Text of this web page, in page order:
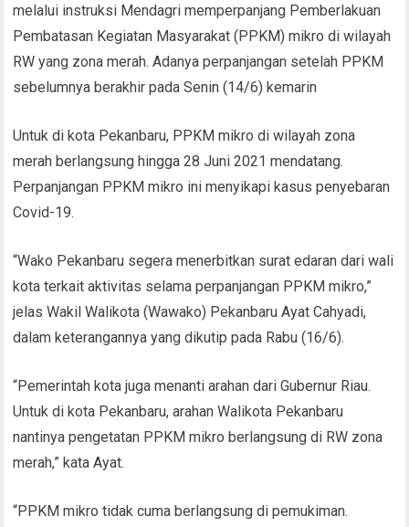
melalui instruksi Mendagri memperpanjang Pemberlakuan
Pembatasan Kegiatan Masyarakat (PPKM) mikro di wilayah
RW yang zona merah. Adanya perpanjangan setelah PPKM
sebelumnya berakhir pada Senin (14/6) kemarin
Untuk di kota Pekanbaru, PPKM mikro di wilayah zona
merah berlangsung hingga 28 Juni 2021 mendatang.
Perpanjangan PPKM mikro ini menyikapi kasus penyebaran
Covid-19.
“Wako Pekanbaru segera menerbitkan surat edaran dari wali
kota terkait aktivitas selama perpanjangan PPKM mikro,”
jelas Wakil Walikota (Wawako) Pekanbaru Ayat Cahyadi,
dalam keterangannya yang dikutip pada Rabu (16/6).
“Pemerintah kota juga menanti arahan dari Gubernur Riau.
Untuk di kota Pekanbaru, arahan Walikota Pekanbaru
nantinya pengetatan PPKM mikro berlangsung di RW zona
merah,” kata Ayat.
“PPKM mikro tidak cuma berlangsung di pemukiman.